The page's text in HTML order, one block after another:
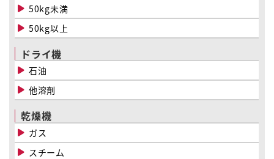
50kg未満
50kg以上
ドライ機
石油
他溶剤
乾燥機
ガス
スチーム